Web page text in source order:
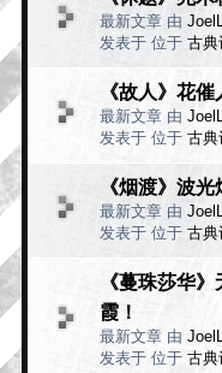
最新文章 由
发表于 位于 古典
《故人》花
最新文章 由
发表于 位于 古典
《烟渡》波
最新文章 由
发表于 位于 古典
《蔓珠莎华
霞！
最新文章 由
发表于 位于 古典